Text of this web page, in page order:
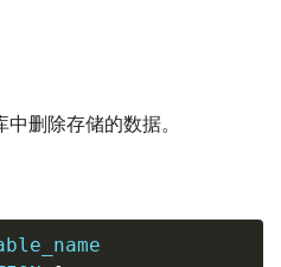
删除存储的数据。